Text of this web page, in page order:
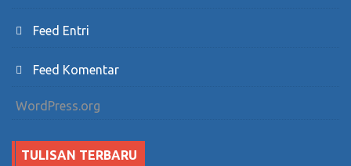
Feed Entri
Feed Komentar
WordPress.org
TULISAN TERBARU